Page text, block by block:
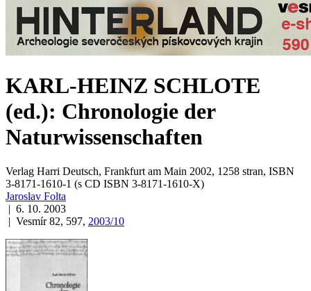
KARL-HEINZ SCHLOTE
(ed.): Chronologie der
Naturwissenschaften
Verlag Harri Deutsch, Frankfurt am Main 2002, 1258 stran, ISBN
3-8171-1610-1 (s CD ISBN 3-8171-1610-X)
Jaroslav Folta
| 6. 10. 2003
| Vesmír 82, 597, 2003/10